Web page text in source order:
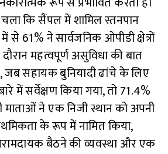
कि सैंपल में शामिल स्तनपान
से 61% ने सार्वजनिक ओपीडी क्षेत्रों
महत्वपूर्ण असुविधा की बात
सहायक बुनियादी ढांचे के लिए
में सर्वेक्षण किया गया, तो 71.4%
माताओं ने एक निजी स्थान को अपनी
के रूप में नामित किया,
बैठने की व्यवस्था और एक